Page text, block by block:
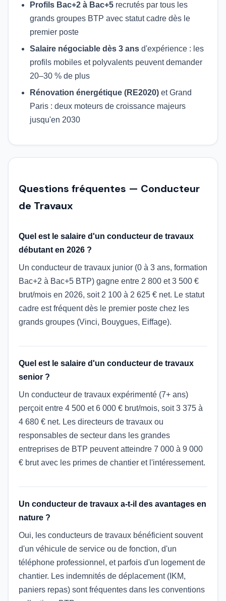
Profils Bac+2 à Bac+5 recrutés par tous les
grands groupes BTP avec statut cadre dès le
premier poste
Salaire négociable dès 3 ans d'expérience : les
profils mobiles et polyvalents peuvent demander
20–30 % de plus
Rénovation énergétique (RE2020) et Grand
Paris : deux moteurs de croissance majeurs
jusqu'en 2030
Questions fréquentes — Conducteur
de Travaux
Quel est le salaire d'un conducteur de travaux
débutant en 2026 ?
Un conducteur de travaux junior (0 à 3 ans, formation
Bac+2 à Bac+5 BTP) gagne entre 2 800 et 3 500 €
brut/mois en 2026, soit 2 100 à 2 625 € net. Le statut
cadre est fréquent dès le premier poste chez les
grands groupes (Vinci, Bouygues, Eiffage).
Quel est le salaire d'un conducteur de travaux
senior ?
Un conducteur de travaux expérimenté (7+ ans)
perçoit entre 4 500 et 6 000 € brut/mois, soit 3 375 à
4 680 € net. Les directeurs de travaux ou
responsables de secteur dans les grandes
entreprises de BTP peuvent atteindre 7 000 à 9 000
€ brut avec les primes de chantier et l'intéressement.
Un conducteur de travaux a-t-il des avantages en
nature ?
Oui, les conducteurs de travaux bénéficient souvent
d'un véhicule de service ou de fonction, d'un
téléphone professionnel, et parfois d'un logement de
chantier. Les indemnités de déplacement (IKM,
paniers repas) sont fréquentes dans les conventions